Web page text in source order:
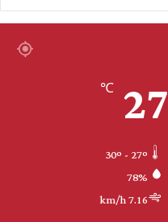
27
℃
78%
7.16 km/h